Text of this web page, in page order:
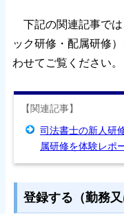
下記の関連記事で
ック研修・配属研修
わせてご覧ください。
【関連記事】
司法書士の新人研
属研修を体験レポ
登録する（勤務又